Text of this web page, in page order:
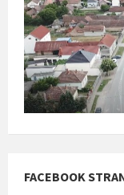
FACEBOOK